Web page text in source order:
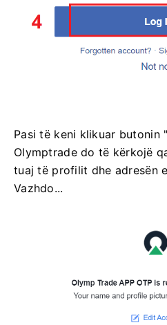
Pasi të keni klikuar butonin
Olymptrade do të kërkojë
tuaj të profilit dhe adresën
Vazhdo...